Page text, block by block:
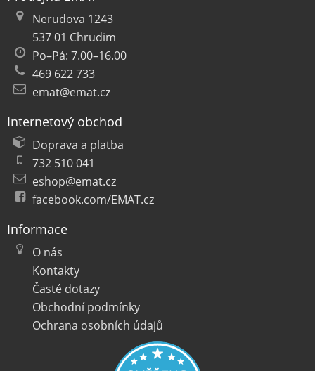
Nerudova 1243
537 01 Chrudim
Po–Pá: 7.00–16.00
469 622 733
emat@emat.cz
Internetový obchod
Doprava a platba
732 510 041
eshop@emat.cz
facebook.com/EMAT.cz
Informace
O nás
Kontakty
Časté dotazy
Obchodní podmínky
Ochrana osobních údajů